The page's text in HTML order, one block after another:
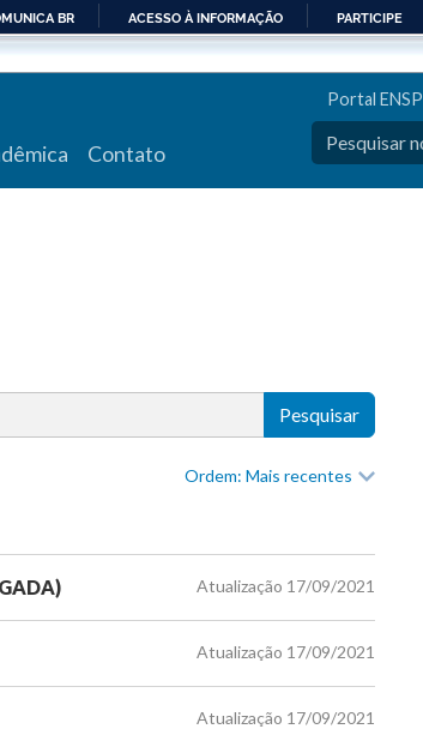
PARA
BR ACESSO À INFORMAÇÃO PARTICIPE
Contato
Portal ENSP
Pesquisar
Ordem: Mais recentes
Atualização 17/09/2021
Atualização 17/09/2021
Atualização 17/09/2021